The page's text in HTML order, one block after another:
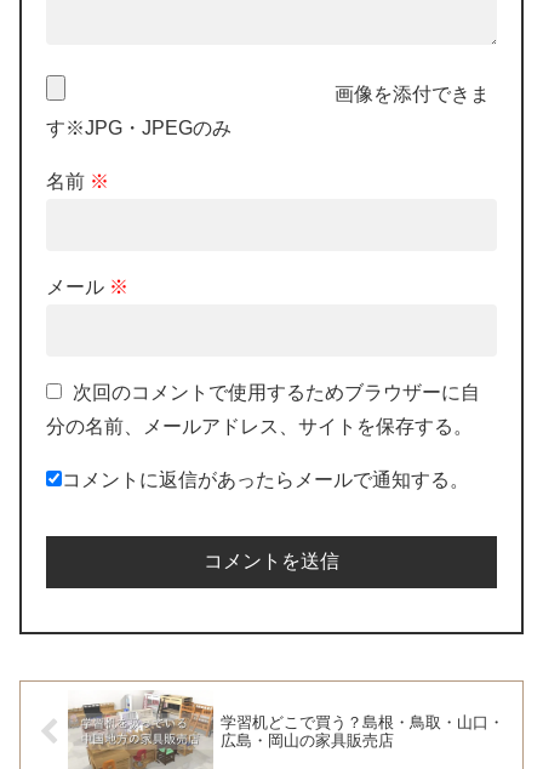
画像を添付できま
す※JPG・JPEGのみ
名前 ※
メール ※
次回のコメントで使用するためブラウザーに自
分の名前、メールアドレス、サイトを保存する。
コメントに返信があったらメールで通知する。
学習机どこで買う？島根・鳥取・山口・
広島・岡山の家具販売店